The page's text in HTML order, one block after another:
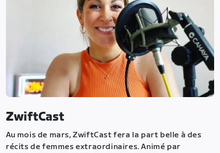
ZwiftCast
Au mois de mars, ZwiftCast fera la part belle à des
récits de femmes extraordinaires. Animé par